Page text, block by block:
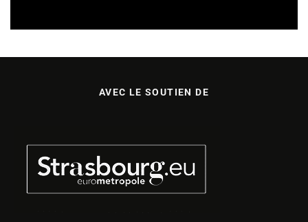
AVEC LE SOUTIEN DE